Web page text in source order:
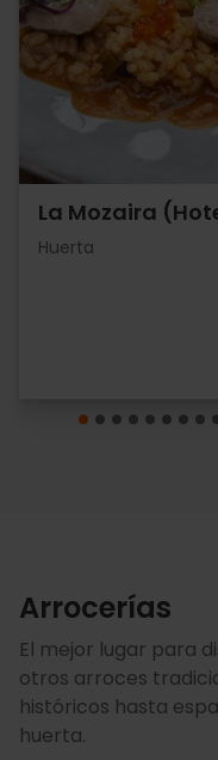
La Mozaira
Huerta
Arrocerías
El mejor lugar para
otros arroces
históricos hasta
huerta.